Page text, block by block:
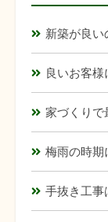
新築が良い
良いお客
家づくりで
梅雨の時期
手抜き工事